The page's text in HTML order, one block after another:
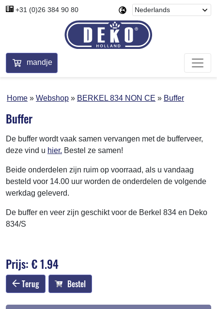
+31 (0)26 384 90 80
mandje
Home Webshop BERKEL 834 NON CE Buffer
Buffer
De buffer wordt vaak samen vervangen met de bufferveer,
deze vind u hier. Bestel ze samen!
Beide onderdelen zijn ruim op voorraad, als u vandaag
besteld voor 14.00 uur worden de onderdelen de volgende
werkdag geleverd.
De buffer en veer zijn geschikt voor de Berkel 834 en Deko
834/S
Prijs: € 1.94
Terug Bestel